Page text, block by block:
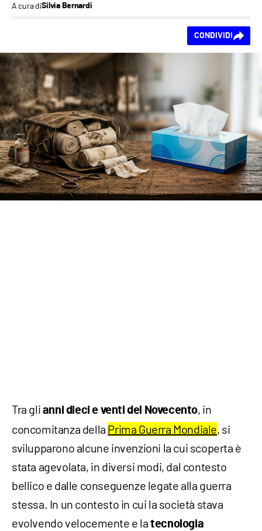
A cura diSilvia Bernardi
CONDIVIDI
Tra gli anni dieci e venti del Novecento, in
concomitanza della Prima Guerra Mondiale, si
svilupparono alcune invenzioni la cui scoperta è
stata agevolata, in diversi modi, dal contesto
bellico e dalle conseguenze legate alla guerra
stessa. In un contesto in cui la società stava
evolvendo velocemente e latecnologia